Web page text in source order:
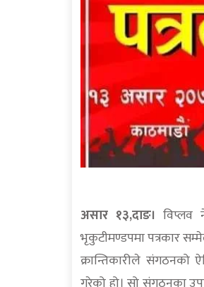
असार १३,दाङ। विप्लव
भृकुटीमण्डपमा पत्रकार
क्रान्तिकारीले संगठनको